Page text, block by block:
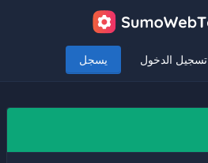
تسجيل الدخول يسجل